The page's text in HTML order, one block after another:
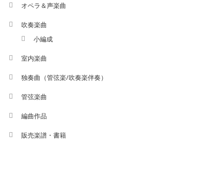
オペラ＆声楽曲
吹奏楽曲
小編成
室内楽曲
独奏曲（管弦楽/吹奏楽伴奏）
管弦楽曲
編曲作品
販売楽譜・書籍